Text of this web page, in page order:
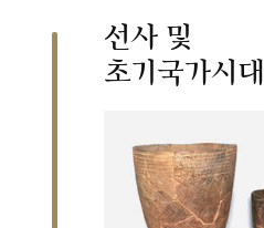
선사 및
초기국가시대